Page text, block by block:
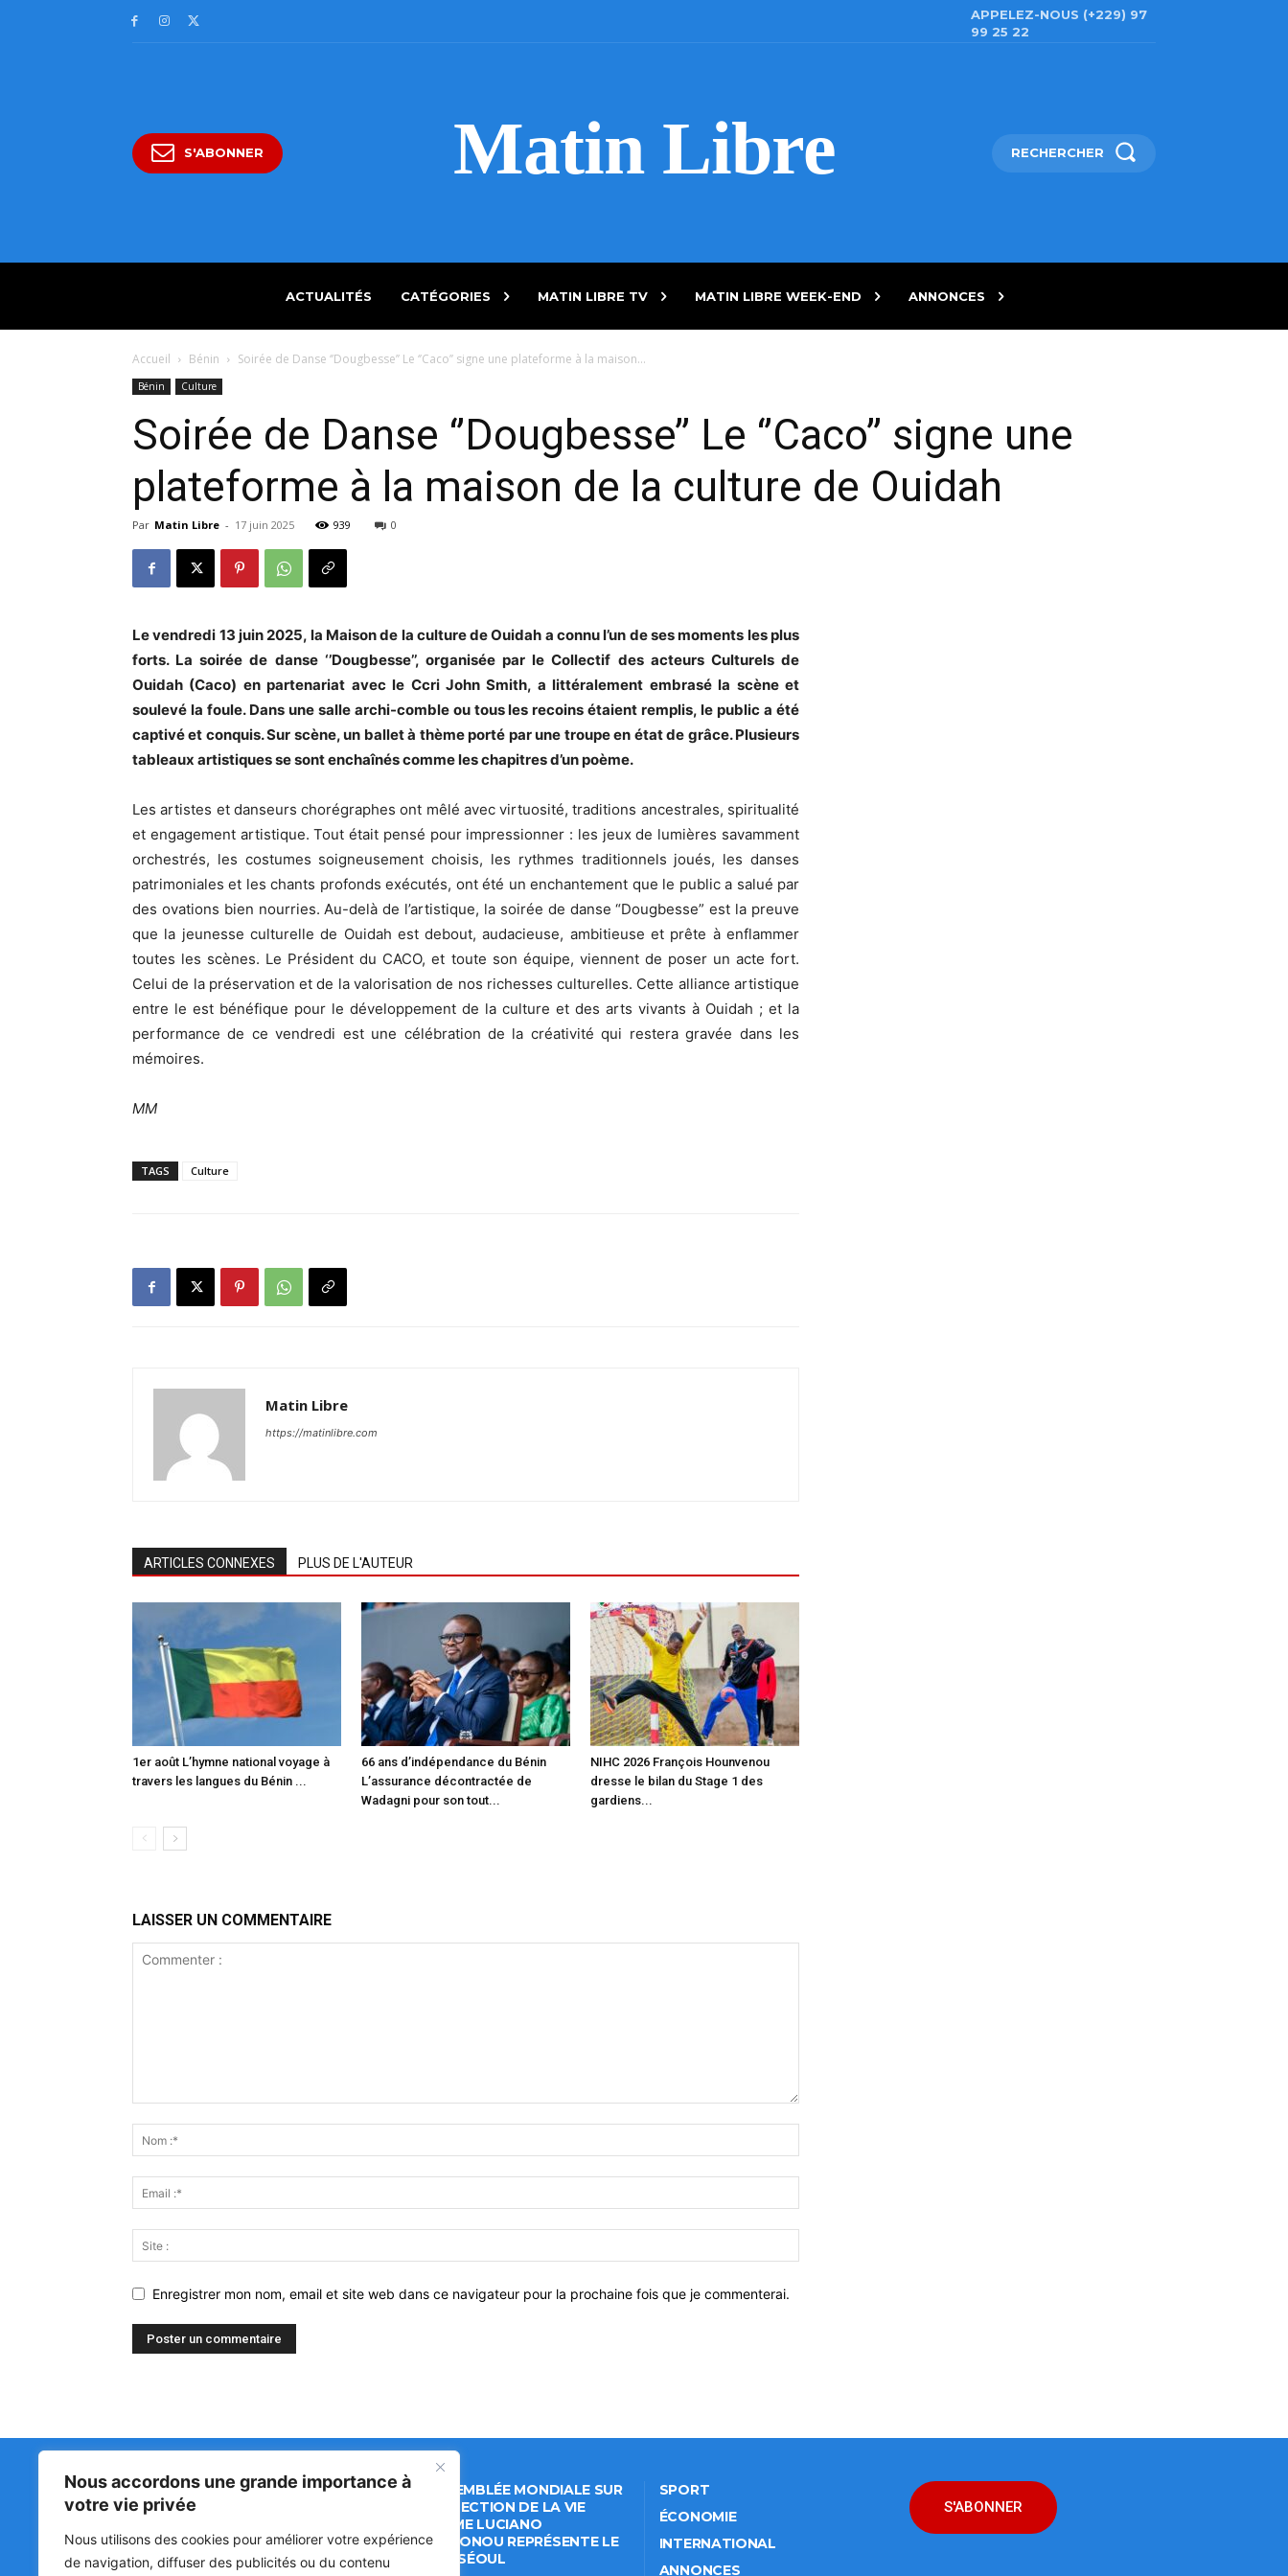
Nous accordons une grande importance à
votre vie privée
Nous utilisons des cookies pour améliorer votre expérience
de navigation, diffuser des publicités ou du contenu
APPELEZ-NOUS (+229) 97
99 25 22
S'ABONNER Matin Libre RECHERCHER
ACTUALITÉS CATÉGORIES MATIN LIBRE TV MATIN LIBRE WEEK-END ANNONCES
Accueil Bénin Soirée de Danse ‘’Dougbesse’’ Le ‘’Caco’’ signe une plateforme à la maison...
Bénin Culture
Soirée de Danse ‘’Dougbesse’’ Le ‘’Caco’’ signe une
plateforme à la maison de la culture de Ouidah
Par Matin Libre - 17 juin 2025 939 0
Le vendredi 13 juin 2025, la Maison de la culture de Ouidah a connu l’un de ses moments les plus
forts. La soirée de danse ‘’Dougbesse’’, organisée par le Collectif des acteurs Culturels de
Ouidah (Caco) en partenariat avec le Ccri John Smith, a littéralement embrasé la scène et
soulevé la foule. Dans une salle archi-comble ou tous les recoins étaient remplis, le public a été
captivé et conquis. Sur scène, un ballet à thème porté par une troupe en état de grâce. Plusieurs
tableaux artistiques se sont enchaînés comme les chapitres d’un poème.
Les artistes et danseurs chorégraphes ont mêlé avec virtuosité, traditions ancestrales, spiritualité
et engagement artistique. Tout était pensé pour impressionner : les jeux de lumières savamment
orchestrés, les costumes soigneusement choisis, les rythmes traditionnels joués, les danses
patrimoniales et les chants profonds exécutés, ont été un enchantement que le public a salué par
des ovations bien nourries. Au-delà de l’artistique, la soirée de danse “Dougbesse” est la preuve
que la jeunesse culturelle de Ouidah est debout, audacieuse, ambitieuse et prête à enflammer
toutes les scènes. Le Président du CACO, et toute son équipe, viennent de poser un acte fort.
Celui de la préservation et de la valorisation de nos richesses culturelles. Cette alliance artistique
entre le est bénéfique pour le développement de la culture et des arts vivants à Ouidah ; et la
performance de ce vendredi est une célébration de la créativité qui restera gravée dans les
mémoires.
MM
TAGS Culture
Matin Libre
https://matinlibre.com
ARTICLES CONNEXES PLUS DE L'AUTEUR
1er août L’hymne national voyage à
travers les langues du Bénin ...
66 ans d’indépendance du Bénin
L’assurance décontractée de
Wadagni pour son tout...
‎NIHC 2026 François Hounvenou
dresse le bilan du Stage 1 des
gardiens...
LAISSER UN COMMENTAIRE
Enregistrer mon nom, email et site web dans ce navigateur pour la prochaine fois que je commenterai.
Matin Libre
Premiers sur l'info !
47ᵉ ASSEMBLÉE MONDIALE SUR
LA PROTECTION DE LA VIE
PRIVÉE: ME LUCIANO
HOUNKPONOU REPRÉSENTE LE
BÉNIN À SÉOUL
SPORT
ÉCONOMIE
INTERNATIONAL
ANNONCES
S'ABONNER